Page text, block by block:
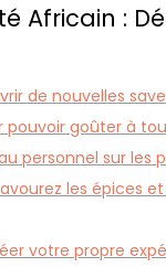
Africain :
de nouvelles
goûter à
personnel sur les
les épices
votre propre